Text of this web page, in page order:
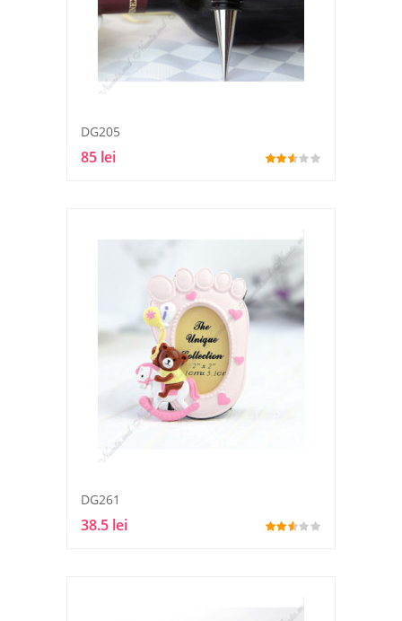
DG205
85 lei
DG261
38.5 lei